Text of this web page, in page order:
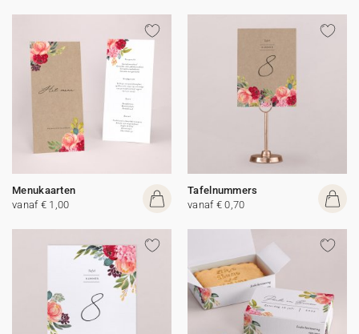
Menukaarten
vanaf € 1,00
Tafelnummers
vanaf € 0,70